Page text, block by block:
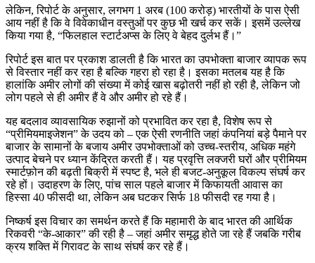
लेकिन, रिपोर्ट के अनुसार, लगभग 1 अरब (100 करोड़) भारतीयों के पास ऐसी
आय नहीं है कि वे विवेकाधीन वस्तुओं पर कुछ भी खर्च कर सकें। इसमें उल्लेख
किया गया है, “फिलहाल स्टार्टअप्स के लिए वे बेहद दुर्लभ हैं।”
रिपोर्ट इस बात पर प्रकाश डालती है कि भारत का उपभोक्ता बाजार व्यापक रूप
से विस्तार नहीं कर रहा है बल्कि गहरा हो रहा है। इसका मतलब यह है कि
हालांकि अमीर लोगों की संख्या में कोई खास बढ़ोतरी नहीं हो रही है, लेकिन जो
लोग पहले से ही अमीर हैं वे और अमीर हो रहे हैं।
यह बदलाव व्यावसायिक रुझानों को प्रभावित कर रहा है, विशेष रूप से
“प्रीमियमाइजेशन” के उदय को – एक ऐसी रणनीति जहां कंपनियां बड़े पैमाने पर
बाजार के सामानों के बजाय अमीर उपभोक्ताओं को उच्च-स्तरीय, अधिक महंगे
उत्पाद बेचने पर ध्यान केंद्रित करती हैं। यह प्रवृत्ति लक्जरी घरों और प्रीमियम
स्मार्टफ़ोन की बढ़ती बिक्री में स्पष्ट है, भले ही बजट-अनुकूल विकल्प संघर्ष कर
रहे हों। उदाहरण के लिए, पांच साल पहले बाजार में किफायती आवास का
हिस्सा 40 फीसदी था, लेकिन अब घटकर सिर्फ 18 फीसदी रह गया है।
निष्कर्ष इस विचार का समर्थन करते हैं कि महामारी के बाद भारत की आर्थिक
रिकवरी “के-आकार” की रही है – जहां अमीर समृद्ध होते जा रहे हैं जबकि गरीब
क्रय शक्ति में गिरावट के साथ संघर्ष कर रहे हैं।